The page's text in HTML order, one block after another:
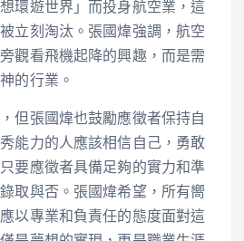
環遊世界」而投身航空業，這
立刻淘汰。張國煒強調，航空
觀看飛機起降的興趣，而是需
的行業。
但張國煒也鼓勵應徵者保持自
能力的人應該相信自己，勇敢
要應徵者具備足夠的實力和準
取與否。張國煒希望，所有嚮
以專業和負責任的態度面對這